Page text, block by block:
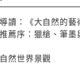
讀：《大自然的藝
薦序：獵槍、筆
然世界景觀